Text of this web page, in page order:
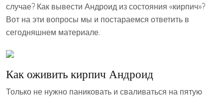
случае? Как вывести Андроид из состояния «кирпич»?
Вот на эти вопросы мы и постараемся ответить в
сегодняшнем материале.
Как оживить кирпич Андроид
Только не нужно паниковать и сваливаться на пятую